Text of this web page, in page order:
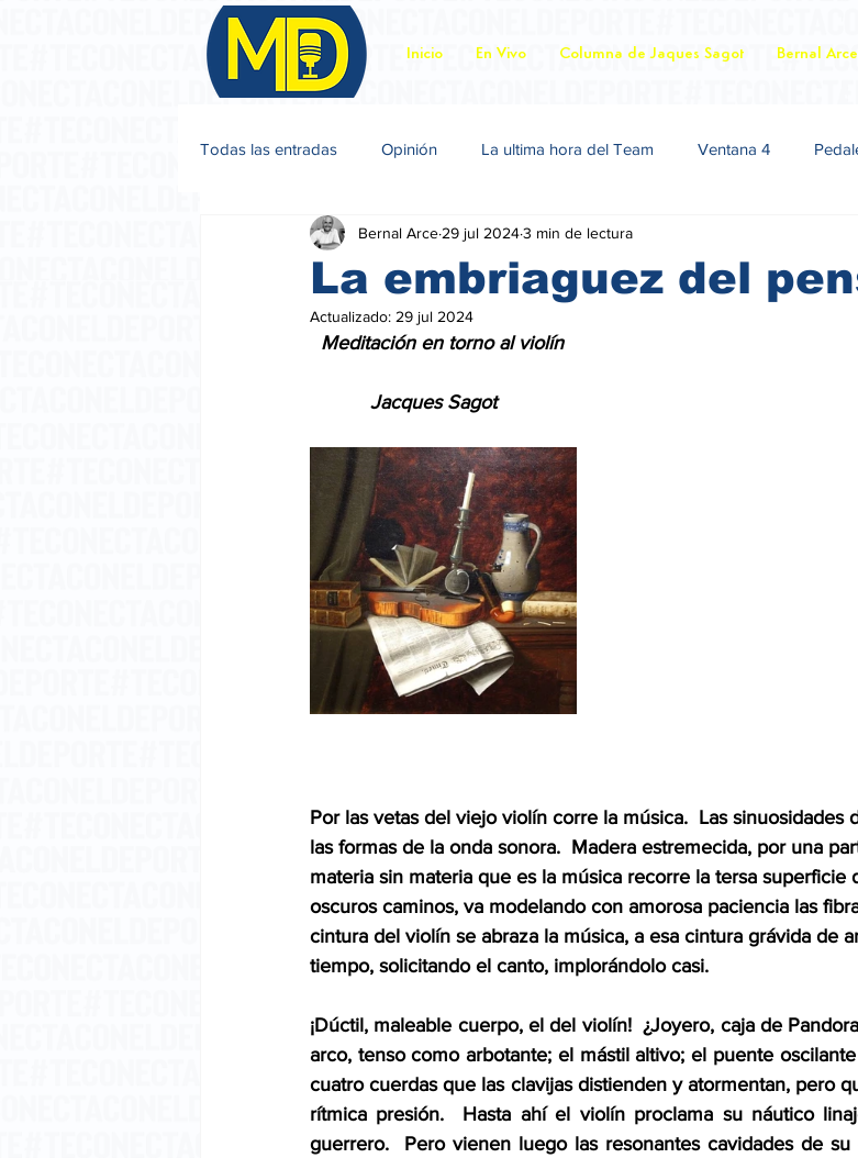
Inicio En Vivo Columna de Jaques Sagot Bernal
Todas las entradas Opinión La ultima hora del Team Ventana 4
Jacques Sagot
La embriaguez del
Bernal Arce 29 jul 20243 min de lectura
Actualizado: 29 jul 2024
  Meditación en torno al violín
           Jacques Sagot
Por las vetas del viejo violín corre la música.  Las sinuosidades
las formas de la onda sonora.  Madera estremecida, por una
materia sin materia que es la música recorre la tersa superficie
oscuros caminos, va modelando con amorosa paciencia las
cintura del violín se abraza la música, a esa cintura grávida de
tiempo, solicitando el canto, implorándolo casi.
¡Dúctil, maleable cuerpo, el del violín!  ¿Joyero, caja de
arco, tenso como arbotante; el mástil altivo; el puente
cuatro cuerdas que las clavijas distienden y atormentan, pero
rítmica presión.  Hasta ahí el violín proclama su náutico
guerrero.  Pero vienen luego las resonantes cavidades de